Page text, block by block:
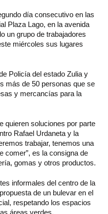
día consecutivo en las
Plaza Lago, en la avenida
un grupo de trabajadores
miércoles sus lugares
Policía del estado Zulia y
más de 50 personas que se
y mercancías para la
quieren soluciones por parte
Rafael Urdaneta y la
trabajar, tenemos una
comer”, es la consigna de
gomas y otros productos.
informales del centro de la
de un bulevar en el
respetando los espacios
áreas verdes.